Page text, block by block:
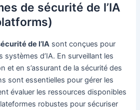
de sécurité de l’IA
de l’IA sont conçues pour
systèmes d’IA. En surveillant les
et en s’assurant de la sécurité des
sont essentielles pour gérer les
évaluer les ressources disponibles
robustes pour sécuriser